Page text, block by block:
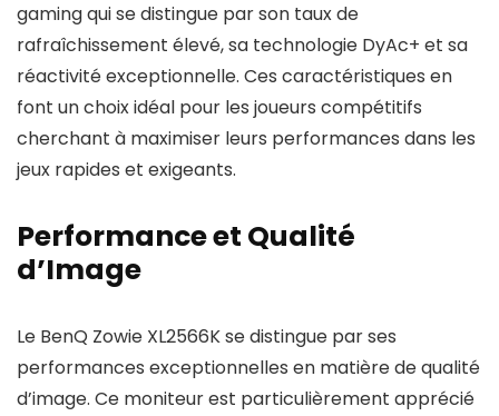
gaming qui se distingue par son taux de
rafraîchissement élevé, sa technologie DyAc+ et sa
réactivité exceptionnelle. Ces caractéristiques en
font un choix idéal pour les joueurs compétitifs
cherchant à maximiser leurs performances dans les
jeux rapides et exigeants.
Performance et Qualité
d’Image
Le BenQ Zowie XL2566K se distingue par ses
performances exceptionnelles en matière de qualité
d’image. Ce moniteur est particulièrement apprécié